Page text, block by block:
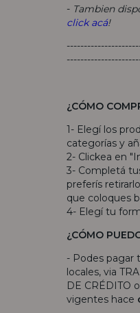
- Tambien
click acá!
¿CÓMO
1- Elegí los
categorías y
2- Clickea en
3- Completá
preferís
que coloques
4- Elegí tu
¿CÓMO
- Podes pagar
locales, via
DE CRÉDITO
vigentes hace